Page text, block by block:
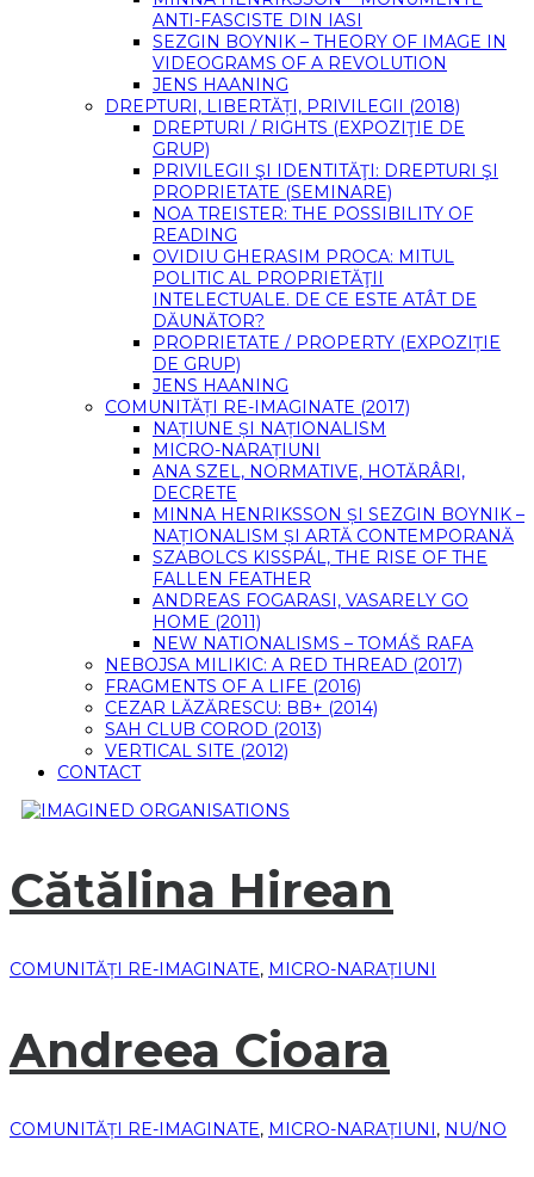
ANTI-FASCISTE DIN IASI
SEZGIN BOYNIK – THEORY OF IMAGE IN
VIDEOGRAMS OF A REVOLUTION
JENS HAANING
DREPTURI, LIBERTĂȚI, PRIVILEGII (2018)
DREPTURI / RIGHTS (EXPOZIŢIE DE
GRUP)
PRIVILEGII ŞI IDENTITĂŢI: DREPTURI ŞI
PROPRIETATE (SEMINARE)
NOA TREISTER: THE POSSIBILITY OF
READING
OVIDIU GHERASIM PROCA: MITUL
POLITIC AL PROPRIETĂŢII
INTELECTUALE. DE CE ESTE ATÂT DE
DĂUNĂTOR?
PROPRIETATE / PROPERTY (EXPOZIȚIE
DE GRUP)
JENS HAANING
COMUNITĂȚI RE-IMAGINATE (2017)
NAȚIUNE ȘI NAȚIONALISM
MICRO-NARAȚIUNI
ANA SZEL, NORMATIVE, HOTĂRÂRI,
DECRETE
MINNA HENRIKSSON ȘI SEZGIN BOYNIK –
NAȚIONALISM ȘI ARTĂ CONTEMPORANĂ
SZABOLCS KISSPÁL, THE RISE OF THE
FALLEN FEATHER
ANDREAS FOGARASI, VASARELY GO
HOME (2011)
NEW NATIONALISMS – TOMÁŠ RAFA
NEBOJSA MILIKIC: A RED THREAD (2017)
FRAGMENTS OF A LIFE (2016)
CEZAR LĂZĂRESCU: BB+ (2014)
SAH CLUB COROD (2013)
VERTICAL SITE (2012)
CONTACT
Cătălina Hirean
COMUNITĂȚI RE-IMAGINATE, MICRO-NARAȚIUNI
Andreea Cioara
COMUNITĂȚI RE-IMAGINATE, MICRO-NARAȚIUNI, NU/NO